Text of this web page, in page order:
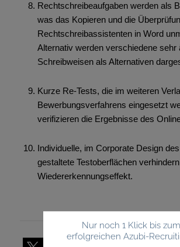
Rechtschreibeaufgaben werden als
was das Kopieren und die
Rechtschreibassistenten in Word
Alternativ werden verschiedene sehr
Schreibweisen als Alternativen
Kurze Re-Tests, die im weiteren
Bewerbungsverfahrens eingesetzt
verifizieren die Ergebnisse des
Individuelle, im Corporate Design
gestaltete Testoberflächen
Wiedererkennungseffekt.
Nur noch 1 Klick bis zum
erfolgreichen Azubi-